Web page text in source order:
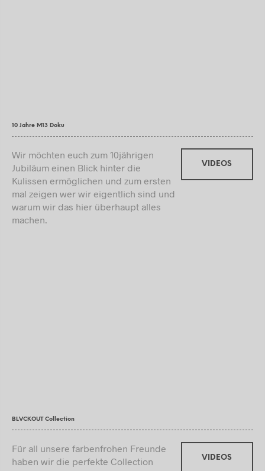
10 Jahre M13 Doku
Wir möchten euch zum 10jährigen
Jubiläum einen Blick hinter die
Kulissen ermöglichen und zum ersten
mal zeigen wer wir eigentlich sind und
warum wir das hier überhaupt alles
machen.
VIDEOS
BLVCKOUT Collection
Für all unsere farbenfrohen Freunde
haben wir die perfekte Collection
VIDEOS